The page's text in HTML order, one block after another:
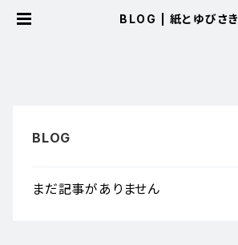
BLOG | 紙とゆびさき
まだ記事がありません